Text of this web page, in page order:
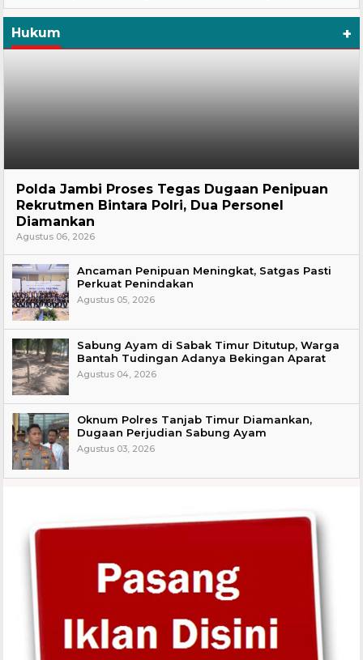
Hukum +
Polda Jambi Proses Tegas Dugaan Penipuan
Rekrutmen Bintara Polri, Dua Personel
Diamankan
Agustus 06, 2026
Ancaman Penipuan Meningkat, Satgas Pasti
Perkuat Penindakan
Agustus 05, 2026
Sabung Ayam di Sabak Timur Ditutup, Warga
Bantah Tudingan Adanya Bekingan Aparat
Agustus 04, 2026
Oknum Polres Tanjab Timur Diamankan,
Dugaan Perjudian Sabung Ayam
Agustus 03, 2026